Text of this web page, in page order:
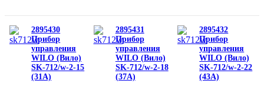
2895430
Прибор
управления
WILO (Вило)
SK-712/w-2-15
(31A)
2895431
Прибор
управления
WILO (Вило)
SK-712/w-2-18
(37A)
2895432
Прибор
управления
WILO (Вило)
SK-712/w-2-22
(43A)